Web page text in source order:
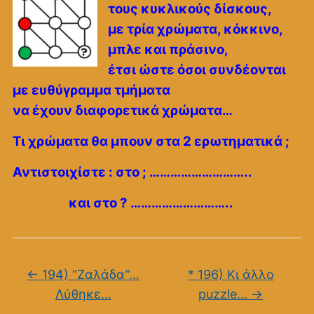
τους κυκλικούς δίσκους,
με τρία χρώματα, κόκκινο,
μπλε και πράσινο,
έτσι ώστε όσοι συνδέονται
με ευθύγραμμα τμήματα
να έχουν διαφορετικά χρώματα…
Τι χρώματα θα μπουν στα 2 ερωτηματικά ;
Αντιστοιχίστε : στο ; ………………………..
και στο ? ………………………..
← 194) “Ζαλάδα”…
Λύθηκε…
* 196) Κι άλλο
puzzle… →